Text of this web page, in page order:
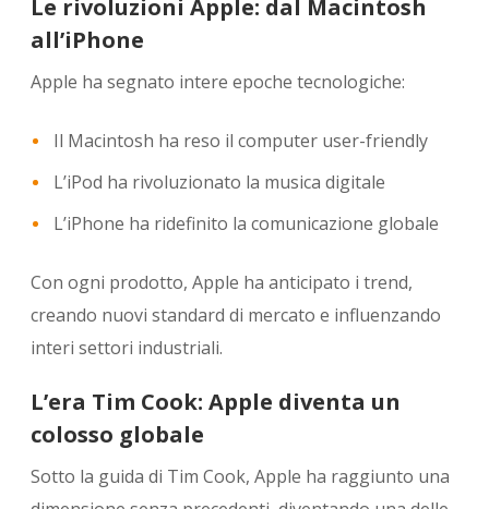
Le rivoluzioni Apple: dal Macintosh
all’iPhone
Apple ha segnato intere epoche tecnologiche:
Il Macintosh ha reso il computer user-friendly
L’iPod ha rivoluzionato la musica digitale
L’iPhone ha ridefinito la comunicazione globale
Con ogni prodotto, Apple ha anticipato i trend,
creando nuovi standard di mercato e influenzando
interi settori industriali.
L’era Tim Cook: Apple diventa un
colosso globale
Sotto la guida di Tim Cook, Apple ha raggiunto una